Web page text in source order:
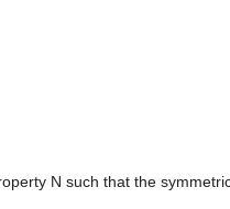
N such that the